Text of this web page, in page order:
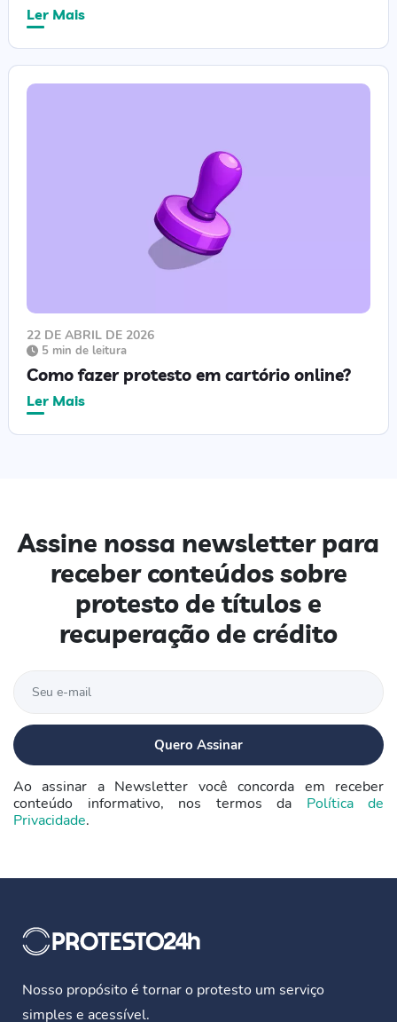
Ler Mais
22 DE ABRIL DE 2026
5 min de leitura
Como fazer protesto em cartório online?
Ler Mais
Assine nossa newsletter para
receber conteúdos sobre
protesto de títulos e
recuperação de crédito
Ao assinar a Newsletter você concorda em receber
conteúdo informativo, nos termos da Política de
Privacidade.
Nosso propósito é tornar o protesto um serviço
simples e acessível.